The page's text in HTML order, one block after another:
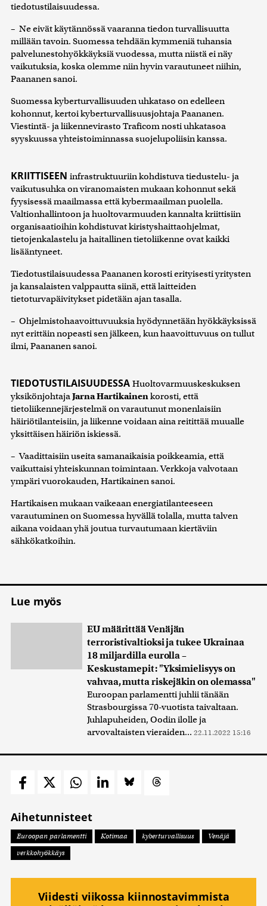
tiedotustilaisuudessa.
– Ne eivät käytännössä vaaranna tiedon turvallisuutta
millään tavoin. Suomessa tehdään kymmeniä tuhansia
palvelunestohyökkäyksiä vuodessa, mutta niistä ei näy
vaikutuksia, koska olemme niin hyvin varautuneet niihin,
Paananen sanoi.
Suomessa kyberturvallisuuden uhkataso on edelleen
kohonnut, kertoi kyberturvallisuusjohtaja Paananen.
Viestintä- ja liikennevirasto Traficom nosti uhkatasoa
syyskuussa yhteistoiminnassa suojelupoliisin kanssa.
KRIITTISEEN infrastruktuuriin kohdistuva tiedustelu- ja
vaikutusuhka on viranomaisten mukaan kohonnut sekä
fyysisessä maailmassa että kybermaailman puolella.
Valtionhallintoon ja huoltovarmuuden kannalta kriittisiin
organisaatioihin kohdistuvat kiristyshaittaohjelmat,
tietojenkalastelu ja haitallinen tietoliikenne ovat kaikki
lisääntyneet.
Tiedotustilaisuudessa Paananen korosti erityisesti yritysten
ja kansalaisten valppautta siinä, että laitteiden
tietoturvapäivitykset pidetään ajan tasalla.
– Ohjelmistohaavoittuvuuksia hyödynnetään hyökkäyksissä
nyt erittäin nopeasti sen jälkeen, kun haavoittuvuus on tullut
ilmi, Paananen sanoi.
TIEDOTUSTILAISUUDESSA Huoltovarmuuskeskuksen
yksikönjohtajaJarna Hartikainenkorosti, että
tietoliikennejärjestelmä on varautunut monenlaisiin
häiriötilanteisiin, ja liikenne voidaan aina reitittää muualle
yksittäisen häiriön iskiessä.
– Vaadittaisiin useita samanaikaisia poikkeamia, että
vaikuttaisi yhteiskunnan toimintaan. Verkkoja valvotaan
ympäri vuorokauden, Hartikainen sanoi.
Hartikaisen mukaan vaikeaan energiatilanteeseen
varautuminen on Suomessa hyvällä tolalla, mutta talven
aikana voidaan yhä joutua turvautumaan kiertäviin
sähkökatkoihin.
Lue myös
EU määrittää Venäjän
terroristivaltioksi ja tukee Ukrainaa
18 miljardilla eurolla –
Keskustamepit: "Yksimielisyys on
vahvaa, mutta riskejäkin on olemassa"
Euroopan parlamentti juhlii tänään
Strasbourgissa 70-vuotista taivaltaan.
Juhlapuheiden, Oodin ilolle ja
arvovaltaisten vieraiden... 22.11.2022 15:16
Aihetunnisteet
Euroopan parlamentti Kotimaa kyberturvallisuus
Venäjä
verkkohyökkäys
Viidesti viikossa kiinnostavimmista